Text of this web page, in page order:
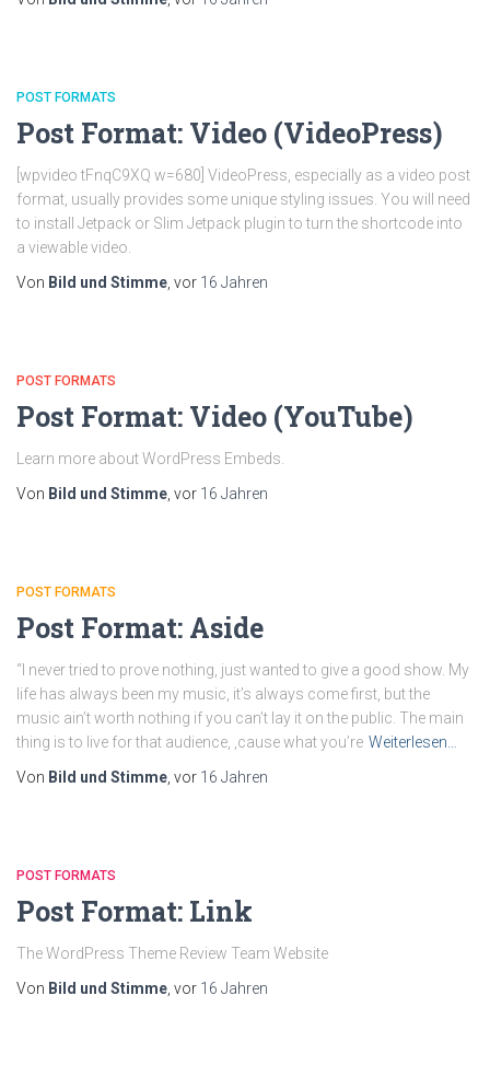
POST FORMATS
Post Format: Video (VideoPress)
[wpvideo tFnqC9XQ w=680] VideoPress, especially as a video post
format, usually provides some unique styling issues. You will need
to install Jetpack or Slim Jetpack plugin to turn the shortcode into
a viewable video.
Von Bild und Stimme , vor 16 Jahren
POST FORMATS
Post Format: Video (YouTube)
Learn more about WordPress Embeds.
Von Bild und Stimme , vor 16 Jahren
POST FORMATS
Post Format: Aside
“I never tried to prove nothing, just wanted to give a good show. My
life has always been my music, it’s always come first, but the
music ain’t worth nothing if you can’t lay it on the public. The main
thing is to live for that audience, ‚cause what you’re Weiterlesen…
Von Bild und Stimme , vor 16 Jahren
POST FORMATS
Post Format: Link
The WordPress Theme Review Team Website
Von Bild und Stimme , vor 16 Jahren